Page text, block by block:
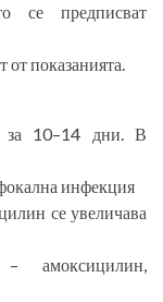
се предписват
от показанията.
за 10–14 дни. В
инфекция
се увеличава
– амоксицилин,